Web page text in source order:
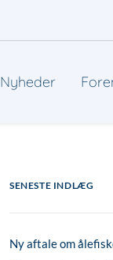
Nyheder
SENESTE INDLÆG
Ny aftale om